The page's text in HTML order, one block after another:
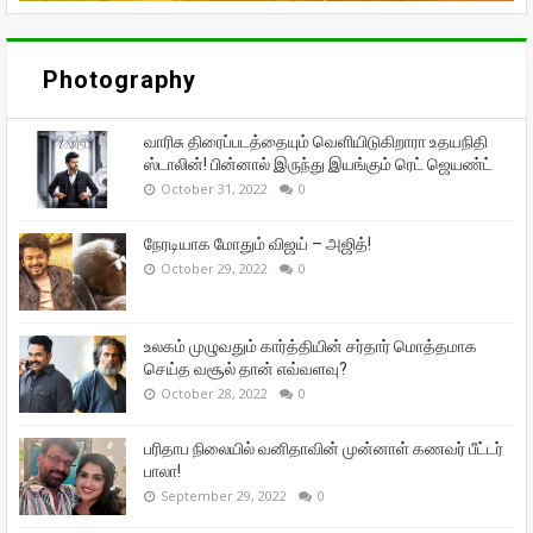
Photography
வாரிசு திரைப்படத்தையும் வெளியிடுகிறாரா உதயநிதி
ஸ்டாலின்! பின்னால் இருந்து இயங்கும் ரெட் ஜெயண்ட்
October 31, 2022 0
நேரடியாக மோதும் விஜய் – அஜித்!
October 29, 2022 0
உலகம் முழுவதும் கார்த்தியின் சர்தார் மொத்தமாக
செய்த வசூல் தான் எவ்வளவு?
October 28, 2022 0
பரிதாப நிலையில் வனிதாவின் முன்னாள் கணவர் பீட்டர்
பாலா!
September 29, 2022 0